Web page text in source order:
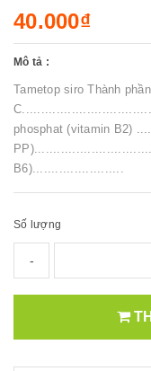
40.000₫
Mô tả :
Tametop siro Thành
phosphat (vitamin B2)
B6)........................
Số lượng
-